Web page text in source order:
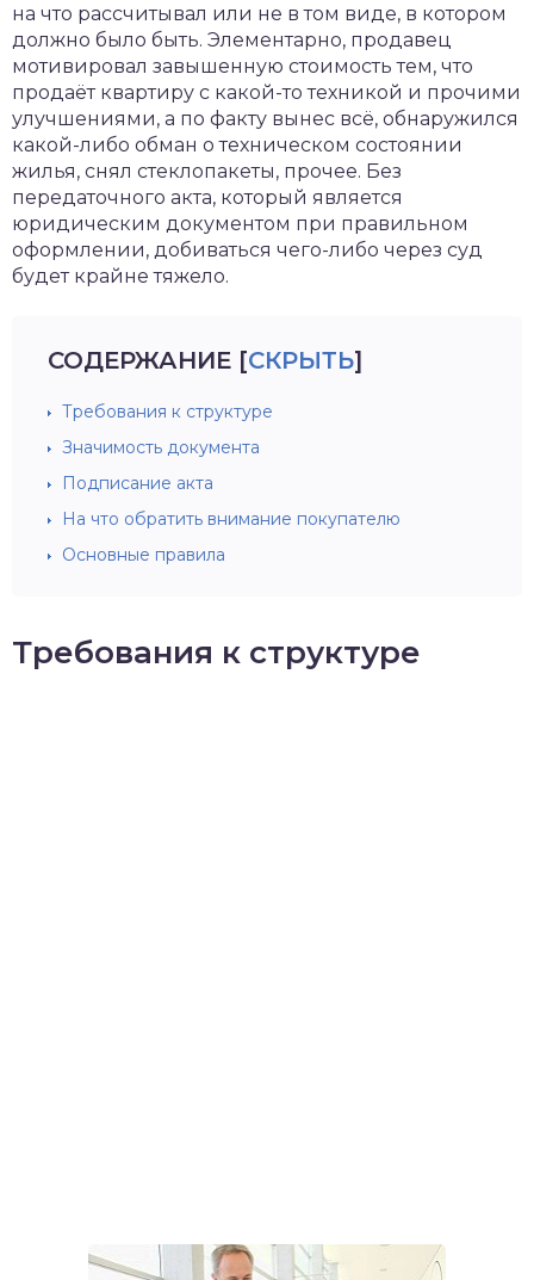
на что рассчитывал или не в том виде, в котором
должно было быть. Элементарно, продавец
мотивировал завышенную стоимость тем, что
продаёт квартиру с какой-то техникой и прочими
улучшениями, а по факту вынес всё, обнаружился
какой-либо обман о техническом состоянии
жилья, снял стеклопакеты, прочее. Без
передаточного акта, который является
юридическим документом при правильном
оформлении, добиваться чего-либо через суд
будет крайне тяжело.
СОДЕРЖАНИЕ [СКРЫТЬ]
Требования к структуре
Значимость документа
Подписание акта
На что обратить внимание покупателю
Основные правила
Требования к структуре